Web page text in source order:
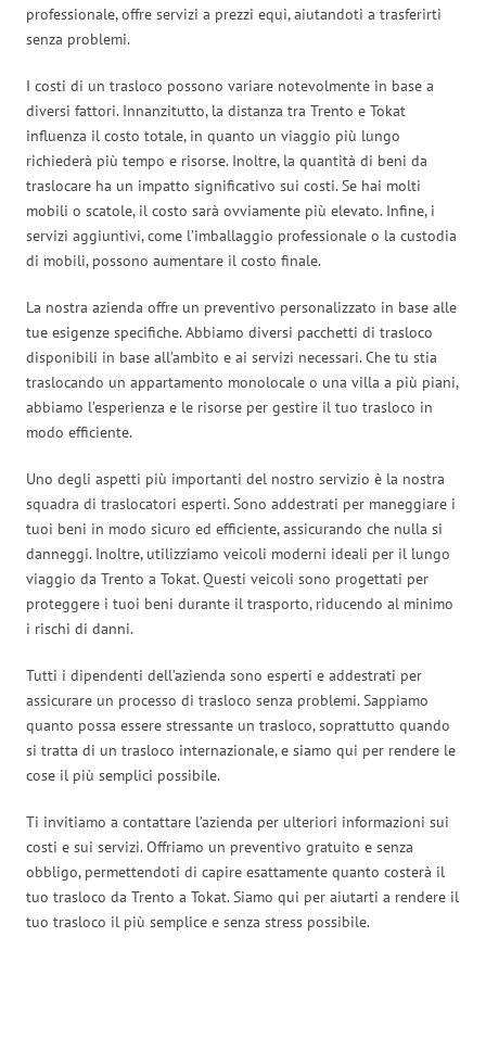
professionale, offre servizi a prezzi equi, aiutandoti a trasferirti
senza problemi.
I costi di un trasloco possono variare notevolmente in base a
diversi fattori. Innanzitutto, la distanza tra Trento e Tokat
influenza il costo totale, in quanto un viaggio più lungo
richiederà più tempo e risorse. Inoltre, la quantità di beni da
traslocare ha un impatto significativo sui costi. Se hai molti
mobili o scatole, il costo sarà ovviamente più elevato. Infine, i
servizi aggiuntivi, come l’imballaggio professionale o la custodia
di mobili, possono aumentare il costo finale.
La nostra azienda offre un preventivo personalizzato in base alle
tue esigenze specifiche. Abbiamo diversi pacchetti di trasloco
disponibili in base all’ambito e ai servizi necessari. Che tu stia
traslocando un appartamento monolocale o una villa a più piani,
abbiamo l’esperienza e le risorse per gestire il tuo trasloco in
modo efficiente.
Uno degli aspetti più importanti del nostro servizio è la nostra
squadra di traslocatori esperti. Sono addestrati per maneggiare i
tuoi beni in modo sicuro ed efficiente, assicurando che nulla si
danneggi. Inoltre, utilizziamo veicoli moderni ideali per il lungo
viaggio da Trento a Tokat. Questi veicoli sono progettati per
proteggere i tuoi beni durante il trasporto, riducendo al minimo
i rischi di danni.
Tutti i dipendenti dell’azienda sono esperti e addestrati per
assicurare un processo di trasloco senza problemi. Sappiamo
quanto possa essere stressante un trasloco, soprattutto quando
si tratta di un trasloco internazionale, e siamo qui per rendere le
cose il più semplici possibile.
Ti invitiamo a contattare l’azienda per ulteriori informazioni sui
costi e sui servizi. Offriamo un preventivo gratuito e senza
obbligo, permettendoti di capire esattamente quanto costerà il
tuo trasloco da Trento a Tokat. Siamo qui per aiutarti a rendere il
tuo trasloco il più semplice e senza stress possibile.